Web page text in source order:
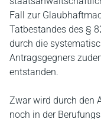
Fall zur
Tatbestandes des §
durch die
Antragsgegners
entstanden.
Zwar wird durch den
noch in der